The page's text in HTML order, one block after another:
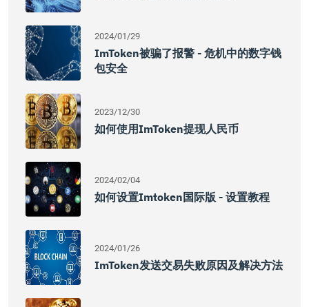
2024/01/29
ImToken被骗了报警 - 危机中的数字钱
包安全
2023/12/30
如何使用imToken提现人民币
2024/02/04
如何设置imtoken国际版 - 设置教程
2024/01/26
ImToken发送交易失败原因及解决方法